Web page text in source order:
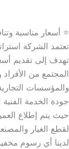
⭐ أسعار مناسبة
تعتمد الشركة
تهدف إلى تقديم
المجتمع من
والمؤسسات
جودة الخدمة
حيث يتم إطلاع
لقطع الغيار
لدينا أي رسوم